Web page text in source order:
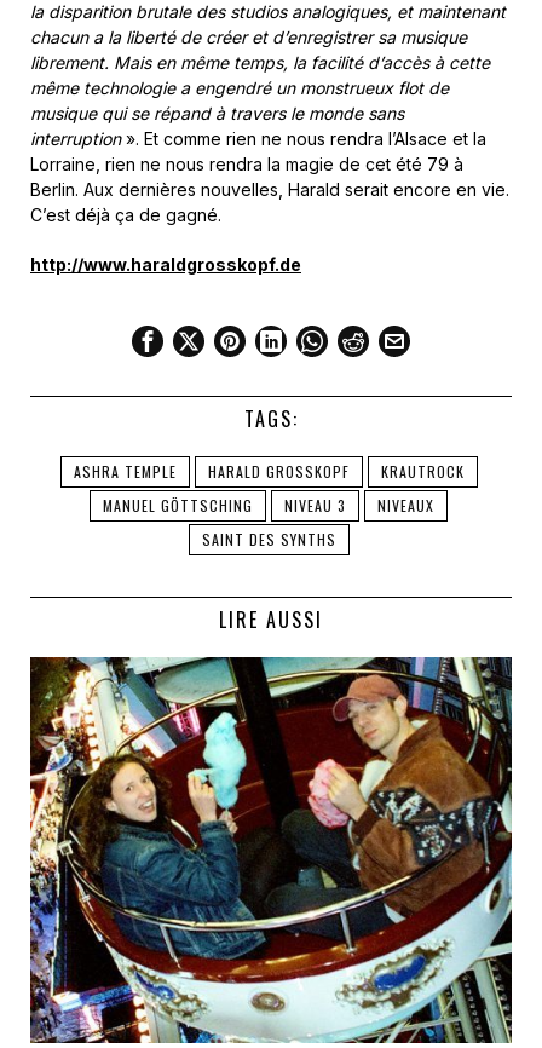
la disparition brutale des studios analogiques, et maintenant
chacun a la liberté de créer et d’enregistrer sa musique
librement. Mais en même temps, la facilité d’accès à cette
même technologie a engendré un monstrueux flot de
musique qui se répand à travers le monde sans
interruption». Et comme rien ne nous rendra l’Alsace et la
Lorraine, rien ne nous rendra la magie de cet été 79 à
Berlin. Aux dernières nouvelles, Harald serait encore en vie.
C’est déjà ça de gagné.
http://www.haraldgrosskopf.de
TAGS:
ASHRA TEMPLE HARALD GROSSKOPF
KRAUTROCK
MANUEL GÖTTSCHING
NIVEAU 3
NIVEAUX
SAINT DES SYNTHS
LIRE AUSSI